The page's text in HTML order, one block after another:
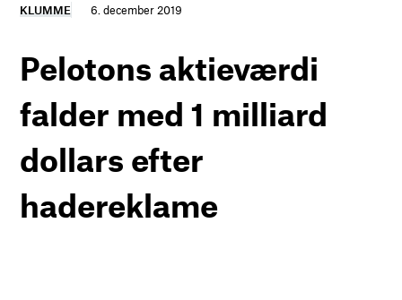
KLUMME 6. december 2019
Pelotons aktieværdi
falder med 1 milliard
dollars efter
hadereklame